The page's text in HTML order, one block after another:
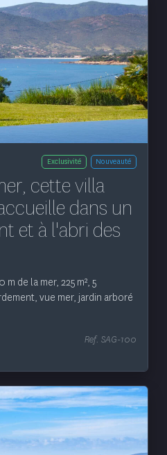
le bien
Exclusivité Nouveauté
cette villa
dans un
et à l'abri des
m de la mer, 225 m², 5
vue mer, jardin arboré
Ref. SAG-100